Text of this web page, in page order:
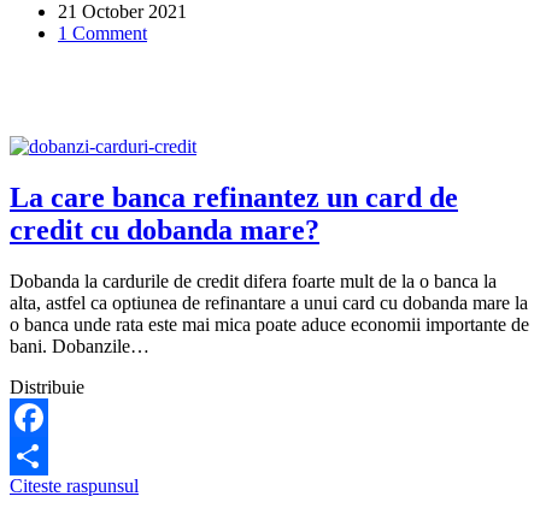
le
dau
21 October 2021
1 Comment
La care banca refinantez un card de
credit cu dobanda mare?
Dobanda la cardurile de credit difera foarte mult de la o banca la
alta, astfel ca optiunea de refinantare a unui card cu dobanda mare la
o banca unde rata este mai mica poate aduce economii importante de
bani. Dobanzile…
Distribuie
Facebook
Share
Citeste raspunsul